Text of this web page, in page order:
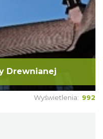
Drewnianej
Wyświetlenia: 992